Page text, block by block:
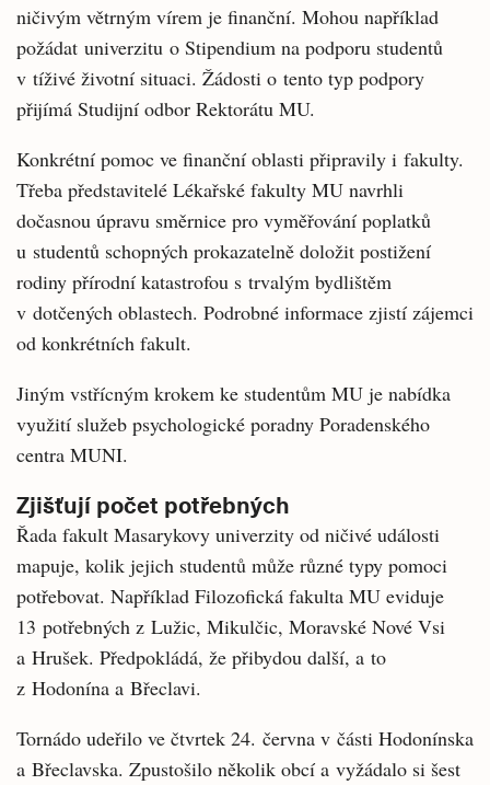
ničivým větrným vírem je finanční. Mohou například
požádat univerzitu o Stipendium na podporu studentů
v tíživé životní situaci. Žádosti o tento typ podpory
přijímá Studijní odbor Rektorátu MU.
Konkrétní pomoc ve finanční oblasti připravily i fakulty.
Třeba představitelé Lékařské fakulty MU navrhli
dočasnou úpravu směrnice pro vyměřování poplatků
u studentů schopných prokazatelně doložit postižení
rodiny přírodní katastrofou s trvalým bydlištěm
v dotčených oblastech. Podrobné informace zjistí zájemci
od konkrétních fakult.
Jiným vstřícným krokem ke studentům MU je nabídka
využití služeb psychologické poradny Poradenského
centra MUNI.
Zjišťují počet potřebných
Řada fakult Masarykovy univerzity od ničivé události
mapuje, kolik jejich studentů může různé typy pomoci
potřebovat. Například Filozofická fakulta MU eviduje
13 potřebných z Lužic, Mikulčic, Moravské Nové Vsi
a Hrušek. Předpokládá, že přibydou další, a to
z Hodonína a Břeclavi.
Tornádo udeřilo ve čtvrtek 24. června v části Hodonínska
a Břeclavska. Zpustošilo několik obcí a vyžádalo si šest